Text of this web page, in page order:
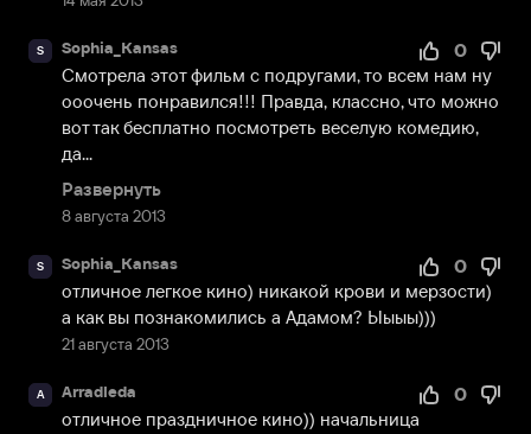
S Sophia_Kansas
8 августа 2013
0
Смотрела этот фильм с подругами, то всем нам ну
ооочень понравился!!! Правда, классно, что можно
вот так бесплатно посмотреть веселую комедию,
да...
Развернуть
S Sophia_Kansas
21 августа 2013
0
отличное легкое кино) никакой крови и мерзости)
а как вы познакомились а Адамом? Ыыыы)))
A Arradleda
0
отличное праздничное кино)) начальница